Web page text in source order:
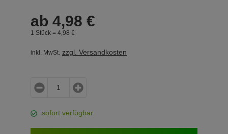
ab 4,98 €
1 Stück = 4, 98 €
inkl. MwSt. zzgl. Versandkosten
sofort verfügbar